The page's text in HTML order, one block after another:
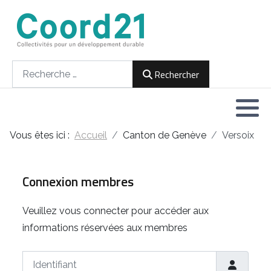
Rechercher
Vous êtes ici : Accueil Canton de Genève Versoix
Connexion membres
Veuillez vous connecter pour accéder aux
informations réservées aux membres
Identifiant
Développement durable et Agenda 21
Implémentation locale de l'Agenda
2021
2022
2024
Lettres d'informations
Rencontres thématiques
Documents